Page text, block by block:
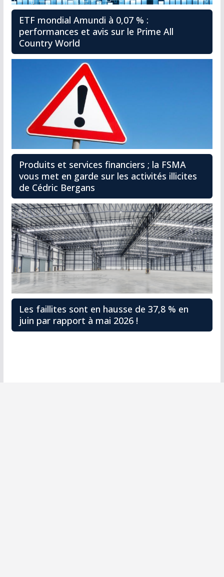
ETF mondial Amundi à 0,07 % :
performances et avis sur le Prime All
Country World
Produits et services financiers ; la FSMA
vous met en garde sur les activités illicites
de Cédric Bergans
Les faillites sont en hausse de 37,8 % en
juin par rapport à mai 2026 !